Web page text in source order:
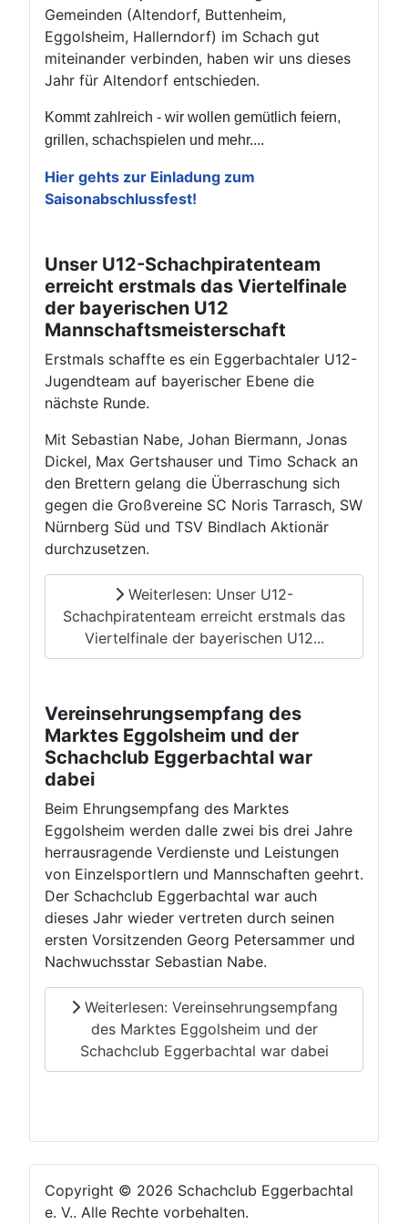
Gemeinden (Altendorf, Buttenheim,
Eggolsheim, Hallerndorf) im Schach gut
miteinander verbinden, haben wir uns dieses
Jahr für Altendorf entschieden.
Kommt zahlreich - wir wollen gemütlich feiern,
grillen, schachspielen und mehr....
Hier gehts zur Einladung zum
Saisonabschlussfest!
Unser U12-Schachpiratenteam
erreicht erstmals das Viertelfinale
der bayerischen U12
Mannschaftsmeisterschaft
Erstmals schaffte es ein Eggerbachtaler U12-
Jugendteam auf bayerischer Ebene die
nächste Runde.
Mit Sebastian Nabe, Johan Biermann, Jonas
Dickel, Max Gertshauser und Timo Schack an
den Brettern gelang die Überraschung sich
gegen die Großvereine SC Noris Tarrasch, SW
Nürnberg Süd und TSV Bindlach Aktionär
durchzusetzen.
Weiterlesen: Unser U12-
Schachpiratenteam erreicht erstmals das
Viertelfinale der bayerischen U12...
Vereinsehrungsempfang des
Marktes Eggolsheim und der
Schachclub Eggerbachtal war
dabei
Beim Ehrungsempfang des Marktes
Eggolsheim werden dalle zwei bis drei Jahre
herrausragende Verdienste und Leistungen
von Einzelsportlern und Mannschaften geehrt.
Der Schachclub Eggerbachtal war auch
dieses Jahr wieder vertreten durch seinen
ersten Vorsitzenden Georg Petersammer und
Nachwuchsstar Sebastian Nabe.
Weiterlesen: Vereinsehrungsempfang
des Marktes Eggolsheim und der
Schachclub Eggerbachtal war dabei
Copyright © 2026 Schachclub Eggerbachtal
e. V.. Alle Rechte vorbehalten.